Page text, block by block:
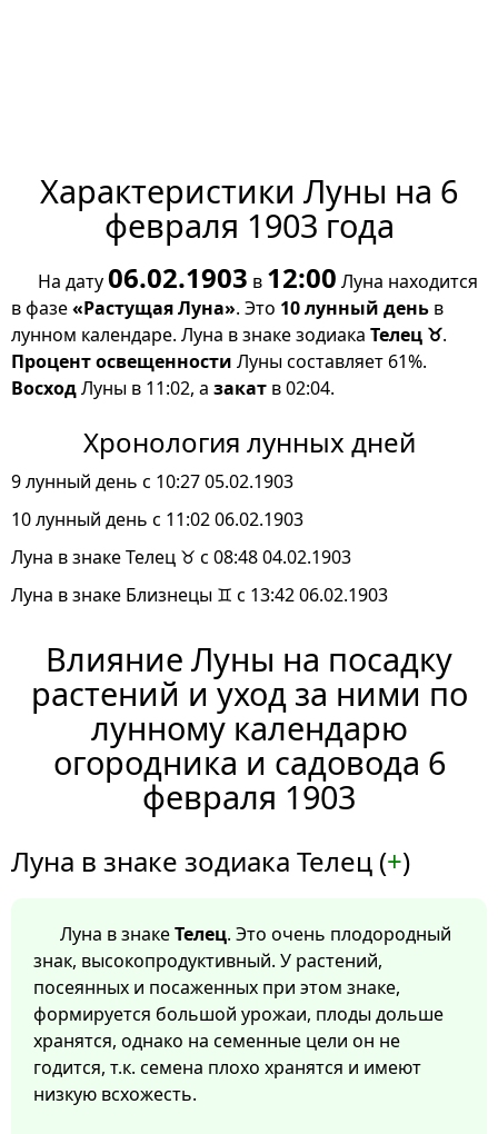
Характеристики Луны на 6
февраля 1903 года
На дату06.02.1903 в 12:00 Луна находится
в фазе«Растущая Луна». Это 10 лунный день в
лунном календаре. Луна в знаке зодиака Телец ♉.
Процент освещенности Луны составляет 61%.
ВосходЛуны в 11:02, а закат в 02:04.
Хронология лунных дней
9 лунный день с 10:27 05.02.1903
10 лунный день с 11:02 06.02.1903
Луна в знаке Телец ♉ с 08:48 04.02.1903
Луна в знаке Близнецы ♊ с 13:42 06.02.1903
Влияние Луны на посадку
растений и уход за ними по
лунному календарю
огородника и садовода 6
февраля 1903
Луна в знаке зодиака Телец (+)
Луна в знакеТелец. Это очень плодородный
знак, высокопродуктивный. У растений,
посеянных и посаженных при этом знаке,
формируется большой урожаи, плоды дольше
хранятся, однако на семенные цели он не
годится, т.к. семена плохо хранятся и имеют
низкую всхожесть.